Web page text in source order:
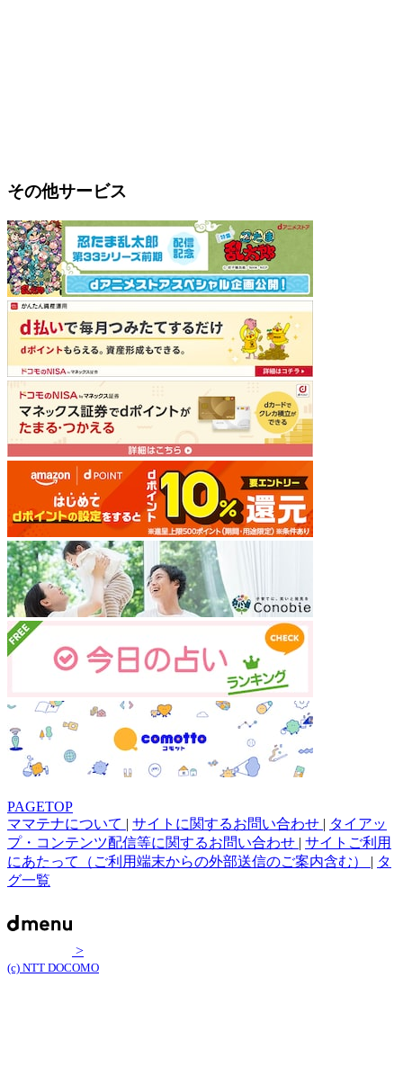
その他サービス
PAGETOP
ママテナについて | サイトに関するお問い合わせ | タイアッ
プ・コンテンツ配信等に関するお問い合わせ | サイトご利用
にあたって（ご利用端末からの外部送信のご案内含む） | タ
グ一覧
>
(c) NTT DOCOMO